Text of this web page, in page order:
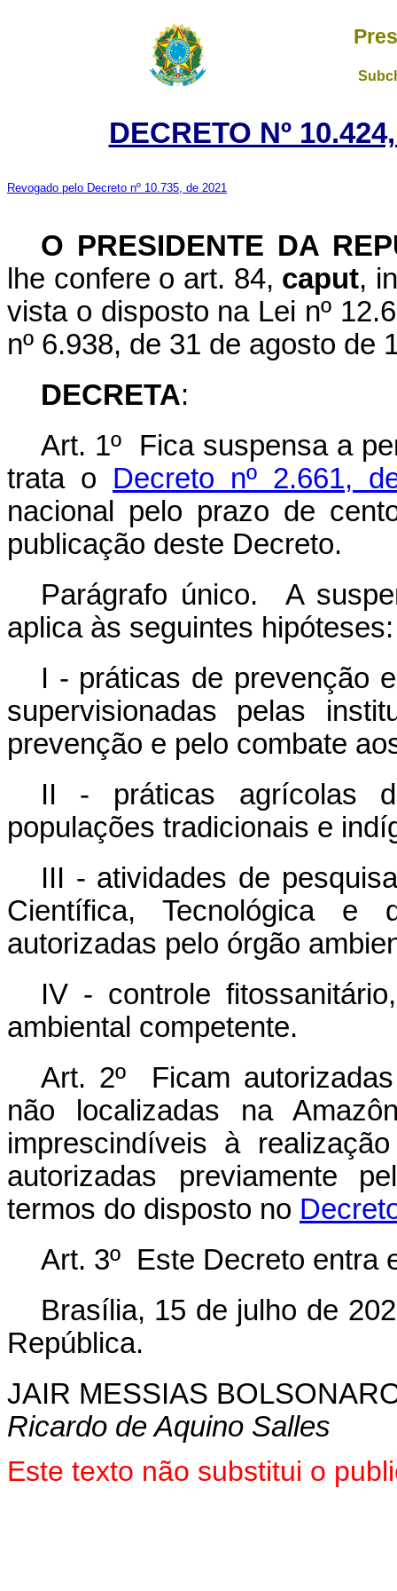
DECRETO Nº
Revogado pelo Decreto nº 10.735, de 2021
O PRESIDENTE DA
lhe confere o art. 84, caput,
vista o disposto na Lei nº
nº 6.938, de 31 de agosto de
DECRETA:
Art. 1º Fica suspensa a
trata o Decreto nº 2.661,
nacional pelo prazo de
publicação deste Decreto.
Parágrafo único. A
aplica às seguintes hipóteses:
I - práticas de prevenção
supervisionadas pelas
prevenção e pelo combate
II - práticas agrícolas
populações tradicionais e
III - atividades de
Científica, Tecnológica
autorizadas pelo órgão
IV - controle
ambiental competente.
Art. 2º Ficam
não localizadas na
imprescindíveis à
autorizadas previamente
termos do disposto no
Art. 3º Este Decreto entra
Brasília, 15 de julho de
República.
JAIR MESSIAS
Ricardo de Aquino Salles
Este texto não substitui o